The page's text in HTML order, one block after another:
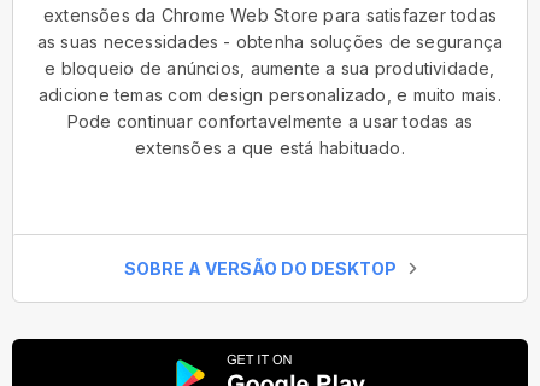
extensões da Chrome Web Store para satisfazer todas
as suas necessidades - obtenha soluções de segurança
e bloqueio de anúncios, aumente a sua produtividade,
adicione temas com design personalizado, e muito mais.
Pode continuar confortavelmente a usar todas as
extensões a que está habituado.
SOBRE A VERSÃO DO DESKTOP